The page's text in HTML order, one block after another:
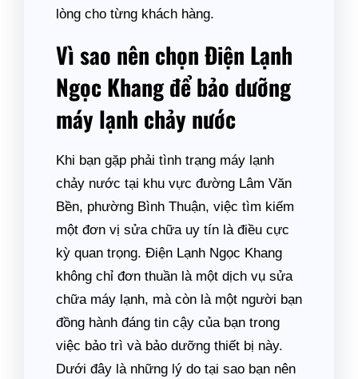
lòng cho từng khách hàng.
Vì sao nên chọn Điện Lạnh
Ngọc Khang để bảo dưỡng
máy lạnh chảy nước
Khi bạn gặp phải tình trạng máy lạnh
chảy nước tại khu vực đường Lâm Văn
Bền, phường Bình Thuận, việc tìm kiếm
một đơn vị sửa chữa uy tín là điều cực
kỳ quan trọng. Điện Lạnh Ngọc Khang
không chỉ đơn thuần là một dịch vụ sửa
chữa máy lạnh, mà còn là một người bạn
đồng hành đáng tin cậy của bạn trong
việc bảo trì và bảo dưỡng thiết bị này.
Dưới đây là những lý do tại sao bạn nên